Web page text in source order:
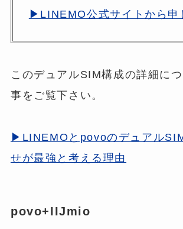
▶LINEMO公式サイトから申
このデュアルSIM構成の詳細に
事をご覧下さい。
▶LINEMOとpovoのデュアル
せが最強と考える理由
povo+IIJmio